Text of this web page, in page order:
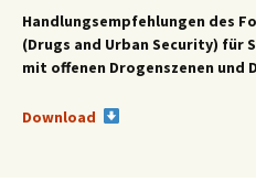
Handlungsempfehlungen des
(Drugs and Urban Security) für
mit offenen Drogenszenen und
Download